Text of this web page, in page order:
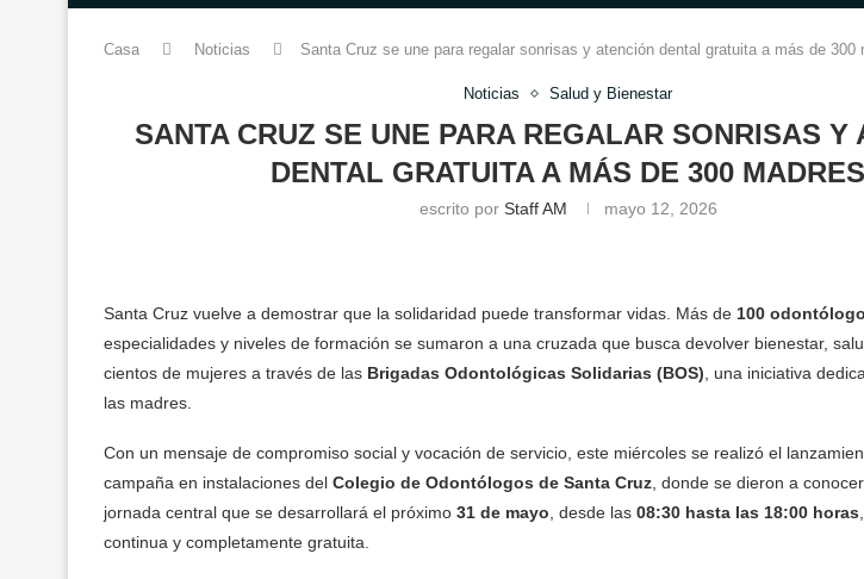
Casa Noticias Santa Cruz se une para regalar sonrisas y atención dental gratuita a más de 300
Noticias Salud y Bienestar
SANTA CRUZ SE UNE PARA REGALAR SONRISAS Y
DENTAL GRATUITA A MÁS DE 300 MADRES
escrito por Staff AM mayo 12, 2026
Santa Cruz vuelve a demostrar que la solidaridad puede transformar vidas. Más de 100
especialidades y niveles de formación se sumaron a una cruzada que busca devolver bienestar,
cientos de mujeres a través de las Brigadas Odontológicas Solidarias (BOS) , una iniciativa
las madres.
Con un mensaje de compromiso social y vocación de servicio, este miércoles se realizó el
campaña en instalaciones del Colegio de Odontólogos de Santa Cruz , donde se dieron a
jornada central que se desarrollará el próximo 31 de mayo , desde las 08:30 hasta las 18:00 horas
continua y completamente gratuita.